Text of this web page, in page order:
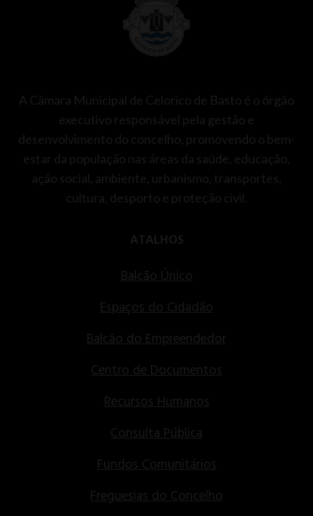
A Câmara Municipal de Celorico de Basto é o órgão
executivo responsável pela gestão e
desenvolvimento do concelho, promovendo o bem-
estar da população nas áreas da saúde, educação,
ação social, ambiente, urbanismo, transportes,
cultura, desporto e proteção civil.
ATALHOS
Balcão Único
Espaços do Cidadão
Balcão do Empreendedor
Centro de Documentos
Recursos Humanos
Consulta Pública
Fundos Comunitários
Freguesias do Concelho